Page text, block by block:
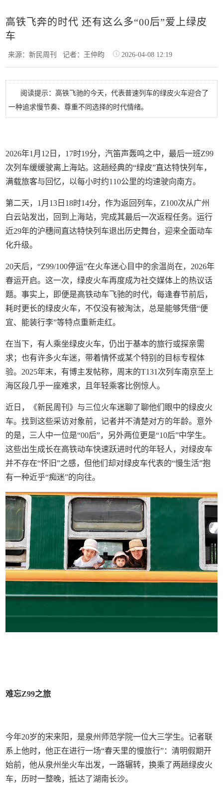
高铁飞奔的时代 还有这么多“00后”爱上绿皮
车
来源：新民周刊记者：王仲昀 2026-04-08 12:19
阅读提示：高铁飞驰的今天，代表普速列车的绿皮火车迎合了
一种追求慢节奏、尊重不同选择的时代情绪。
2026年1月12日，17时19分，汽笛声轰鸣之中，最后一班Z99
次列车缓缓驶离上海站。这趟经典的“绿皮”直达特快列车，
满载旅客与回忆，以每小时约110公里的均速驶向南方。
第二天，1月13日18时14分，作为返回列车，Z100次从广州
白云站发出，回到上海站，完成其最后一次返程任务。运行
近29年的沪穗间直达特快列车退出历史舞台，迎来全面动车
化升级。
20天后，“Z99/100停运”在火车迷心目中的余温尚在，2026年
春运开启。这一次，绿皮火车再度成为社交媒体上的热议话
题。事实上，即便是高铁动车飞驰的时代，每逢春节前后，
耗时更长的绿皮火车，不仅没有被淘汰，总是能够凭借“便
宜、能装行李”等特点重新走红。
在当下，有人乘坐绿皮火车，仍出于基本的旅行或探亲需
求；也有许多火车迷，带着情怀或某个特别的目标专程体
验。2025年末，有博主发帖称，周末的T131次列车南京至上
海区段几乎一座难求，且年轻乘客比例惊人。
近日，《新民周刊》与三位火车迷聊了聊他们眼中的绿皮火
车。找到这些采访对象前，记者并不清楚对方的年龄。意外
的是，三人中一位是“00后”，另外两位更是“10后”中学生。
这些出生成长在高铁动车快速跃进时代的年轻人，对绿皮车
并不存在“怀旧”之感，但他们却对绿皮车代表的“慢生活”抱
有一种近乎“痴迷”的向往。
难忘Z99之旅
今年20岁的宋来阳，是泉州师范学院一位大三学生。记者联
系上他时，他正在进行一场“春天里的慢旅行”：清明假期开
始前，他从泉州坐火车出发，一路辗转，换乘了两趟绿皮火
车，历时一整晚，抵达了湖南长沙。